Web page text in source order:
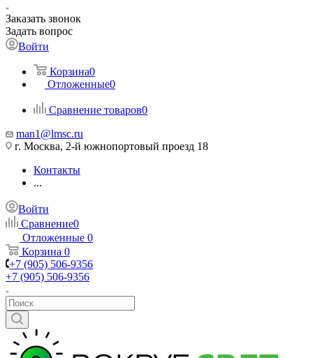
Заказать звонок
Задать вопрос
Войти
Корзина0
Отложенные0
Сравнение товаров0
man1@lmsc.ru
г. Москва, 2-й южнопортовый проезд 18
Контакты
...
Войти
Сравнение0
Отложенные 0
Корзина 0
+7 (905) 506-9356
+7 (905) 506-9356